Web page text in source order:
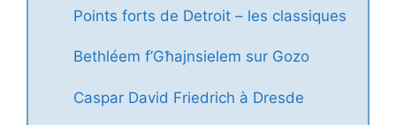
Points forts de Detroit – les classiques
Bethléem f’Għajnsielem sur Gozo
Caspar David Friedrich à Dresde